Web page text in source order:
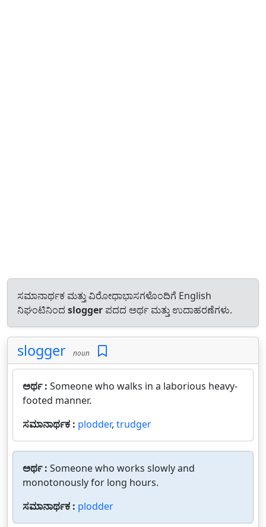
ಸಮಾನಾರ್ಥಕ ಮತ್ತು ವಿರೋಧಾಭಾಸಗಳೊಂದಿಗೆ English
ನಿಘಂಟಿನಿಂದ slogger ಪದದ ಅರ್ಥ ಮತ್ತು ಉದಾಹರಣೆಗಳು.
slogger noun
ಅರ್ಥ : Someone who walks in a laborious heavy-
footed manner.
ಸಮಾನಾರ್ಥಕ : plodder, trudger
ಅರ್ಥ : Someone who works slowly and
monotonously for long hours.
ಸಮಾನಾರ್ಥಕ : plodder